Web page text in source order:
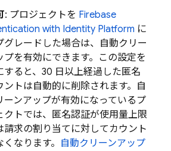
: プロジェクトを Firebase
with Identity Platform に
グレードした場合は、自動クリー
プを有効にできます。この設定を
すると、30 日以上経過した匿名
ントは自動的に削除されます。自
ーンアップが有効になっているプ
クトでは、匿名認証が使用量上限
請求の割り当てに対してカウント
くなります。
自動クリーンアップ